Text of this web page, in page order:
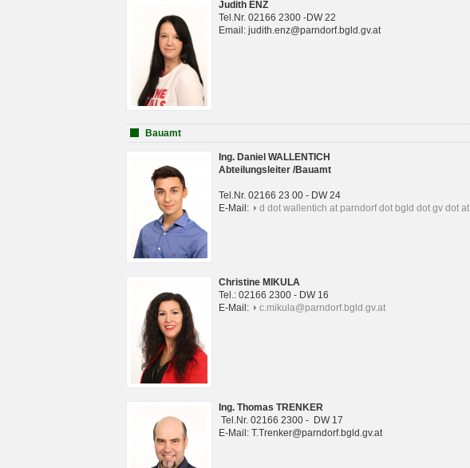
Judith ENZ
Tel.Nr. 02166 2300 -DW 22
Email: judith.enz@parndorf.bgld.gv.at
Bauamt
Ing. Daniel WALLENTICH
Abteilungsleiter /Bauamt
Tel.Nr. 02166 23 00 - DW 24
E-Mail:
d dot wallentich at parndorf dot bgld dot gv dot at
Christine MIKULA
Tel.: 02166 2300 - DW 16
E-Mail:
c.mikula@parndorf.bgld.gv.at
Ing. Thomas TRENKER
Tel.Nr. 02166 2300 - DW 17
E-Mail: T.Trenker@parndorf.bgld.gv.at